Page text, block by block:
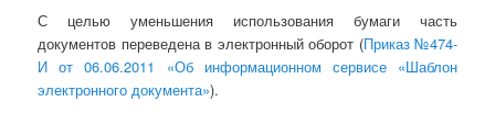
С целью уменьшения использования бумаги часть
документов переведена в электронный оборот (Приказ №474-
И от 06.06.2011 «Об информационном сервисе «Шаблон
электронного документа»).